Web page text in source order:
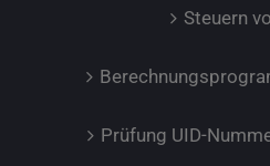
Steuern
Prüfung UID-